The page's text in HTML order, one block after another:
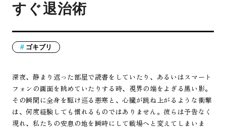
すぐ退治術
ゴキブリ
深夜、静まり返った部屋で読書をしていたり、あるいはスマート
フォンの画面を眺めていたりする時、視界の端をよぎる黒い影。
その瞬間に全身を駆け巡る悪寒と、心臓が跳ね上がるような衝撃
は、何度経験しても慣れるものではありません。彼らは予告なく
現れ、私たちの安息の地を瞬時にして戦場へと変えてしまいま